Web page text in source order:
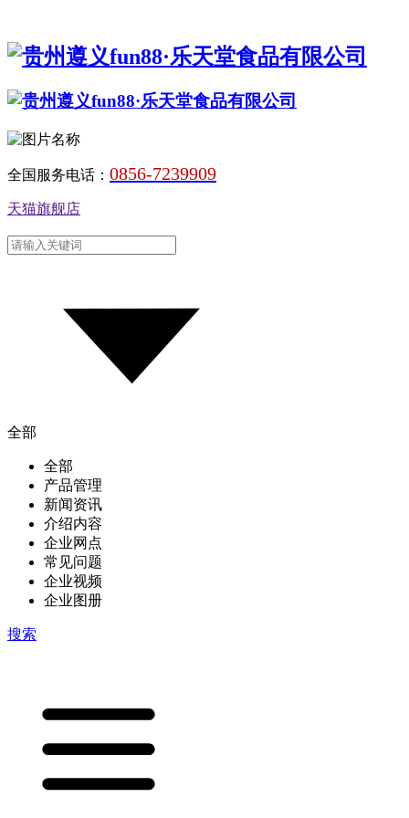
全国服务电话： 0856-7239909
天猫旗舰店
全部
全部
产品管理
新闻资讯
介绍内容
企业网点
常见问题
企业视频
企业图册
搜索